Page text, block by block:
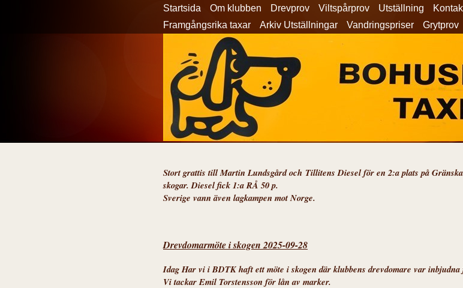
Startsida Om klubben Drevprov Viltspårprov Utställning
Framgångsrika taxar
Arkiv Utställningar Vandringspriser Grytprov
Stort grattis till Martin Lundsgård och Tillitens Diesel för en 2:a plats på
skogar. Diesel fick 1:a RÅ 50 p.
Sverige vann även lagkampen mot Norge.
Drevdomarmöte i skogen 2025-09-28
Idag Har vi i BDTK haft ett möte i skogen där klubbens drevdomare var
Vi tackar Emil Torstensson för lån av marker.